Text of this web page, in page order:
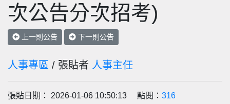
次公告分次招考)
上一則公告 下一則公告
人事專區 / 張貼者 人事主任
張貼日期： 2026-01-06 10:50:13 點閱： 316